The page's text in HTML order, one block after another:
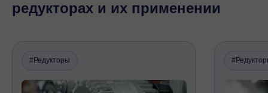
редукторах и их применении
#Редукторы